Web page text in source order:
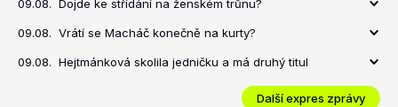
09.08. Dojde ke střídání na ženském trůnu?
09.08. Vrátí se Macháč konečně na kurty?
09.08. Hejtmánková skolila jedničku a má druhý titul
Další expres zprávy